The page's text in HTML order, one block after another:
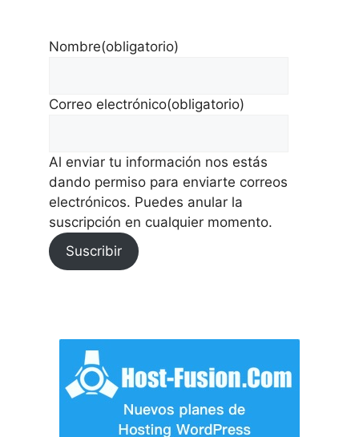
Nombre(obligatorio)
Correo electrónico(obligatorio)
Al enviar tu información nos estás
dando permiso para enviarte correos
electrónicos. Puedes anular la
suscripción en cualquier momento.
Suscribir